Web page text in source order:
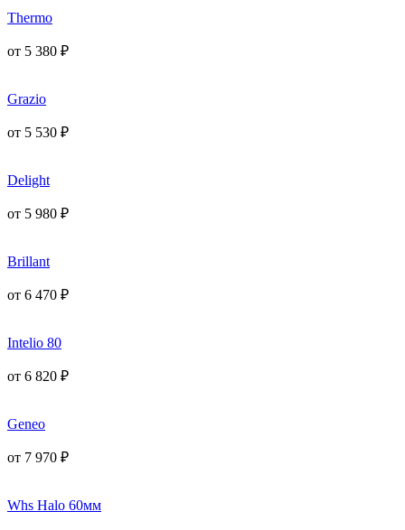
Thermo
от 5 380 ₽
Grazio
от 5 530 ₽
Delight
от 5 980 ₽
Brillant
от 6 470 ₽
Intelio 80
от 6 820 ₽
Geneo
от 7 970 ₽
Whs Halo 60мм